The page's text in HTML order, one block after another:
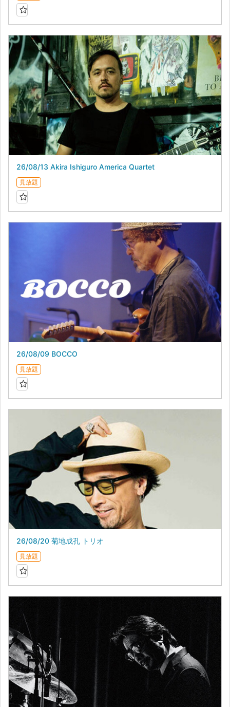
26/08/13 Akira Ishiguro America Quartet
見放題
26/08/09 BOCCO
見放題
26/08/20 菊地成孔 トリオ
見放題